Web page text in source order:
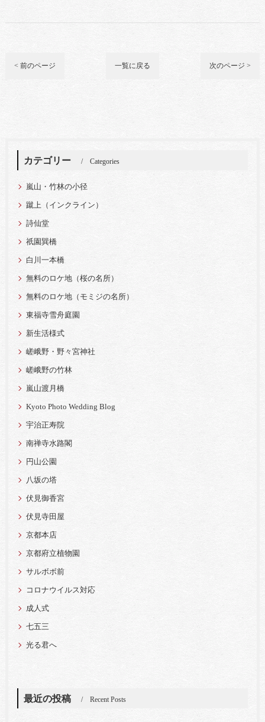
< 前のページ 一覧に戻る 次のページ >
カテゴリー Categories
嵐山・竹林の小径
蹴上（インクライン）
詩仙堂
祇園巽橋
白川一本橋
無料のロケ地（桜の名所）
無料のロケ地（モミジの名所）
東福寺雪舟庭園
新生活様式
嵯峨野・野々宮神社
嵯峨野の竹林
嵐山渡月橋
Kyoto Photo Wedding Blog
宇治正寿院
南禅寺水路閣
円山公園
八坂の塔
伏見御香宮
伏見寺田屋
京都本店
京都府立植物園
サルボボ前
コロナウイルス対応
成人式
七五三
光る君へ
最近の投稿 Recent Posts